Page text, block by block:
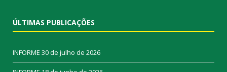
ÚLTIMAS PUBLICAÇÕES
INFORME 30 de julho de 2026